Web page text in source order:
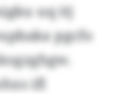
uq itj
pgcfo
ifl